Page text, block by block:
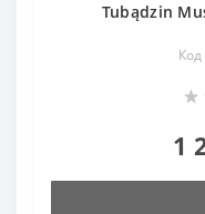
Tubądzin
1